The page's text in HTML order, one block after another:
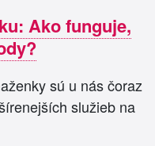
Ako funguje,
sú u nás čoraz
služieb na